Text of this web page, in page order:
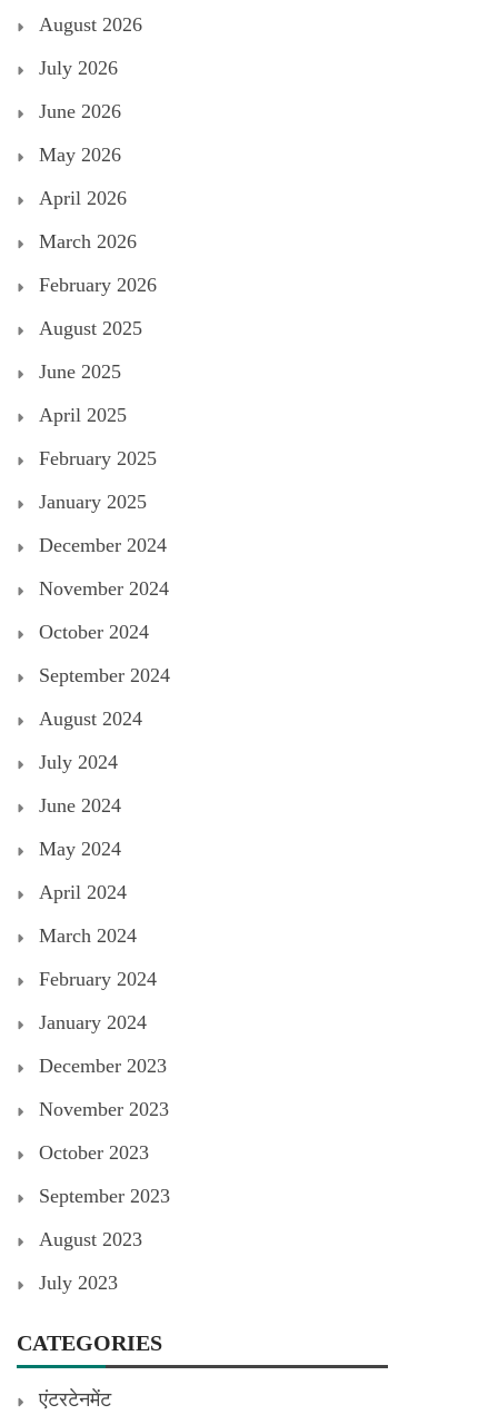
August 2026
July 2026
June 2026
May 2026
April 2026
March 2026
February 2026
August 2025
June 2025
April 2025
February 2025
January 2025
December 2024
November 2024
October 2024
September 2024
August 2024
July 2024
June 2024
May 2024
April 2024
March 2024
February 2024
January 2024
December 2023
November 2023
October 2023
September 2023
August 2023
July 2023
CATEGORIES
एंटरटेनमेंट